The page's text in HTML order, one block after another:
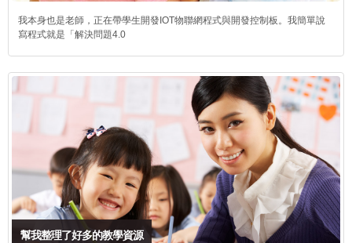
我本身也是老師，正在帶學生開發IOT物聯網程式與開發控制板。我簡單說
寫程式就是「解決問題4.0
幫我整理了好多的教學資源